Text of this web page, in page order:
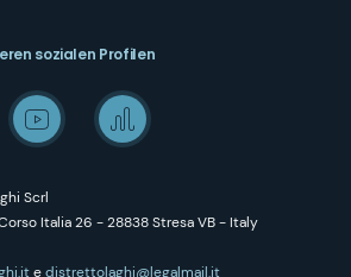
Scrl
Italia 26 - 28838 Stresa VB - Italy
edistrettolaghi@legalmail.it
sozialen Profilen